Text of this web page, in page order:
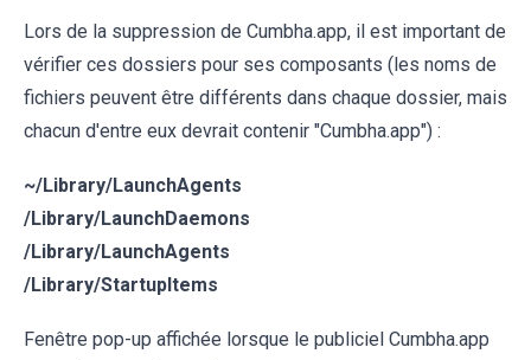
Lors de la suppression de Cumbha.app, il est important de
vérifier ces dossiers pour ses composants (les noms de
fichiers peuvent être différents dans chaque dossier, mais
chacun d'entre eux devrait contenir "Cumbha.app") :
~/Library/LaunchAgents
/Library/LaunchDaemons
/Library/LaunchAgents
/Library/StartupItems
Fenêtre pop-up affichée lorsque le publiciel Cumbha.app